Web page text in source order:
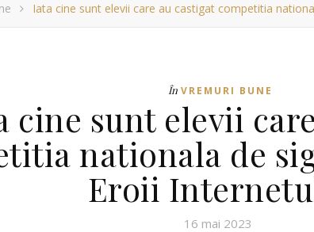
Iata cine sunt elevii care au castigat competitia
În VREMURI BUNE
cine sunt elevii
nationala de
Eroii
16 mai 2023